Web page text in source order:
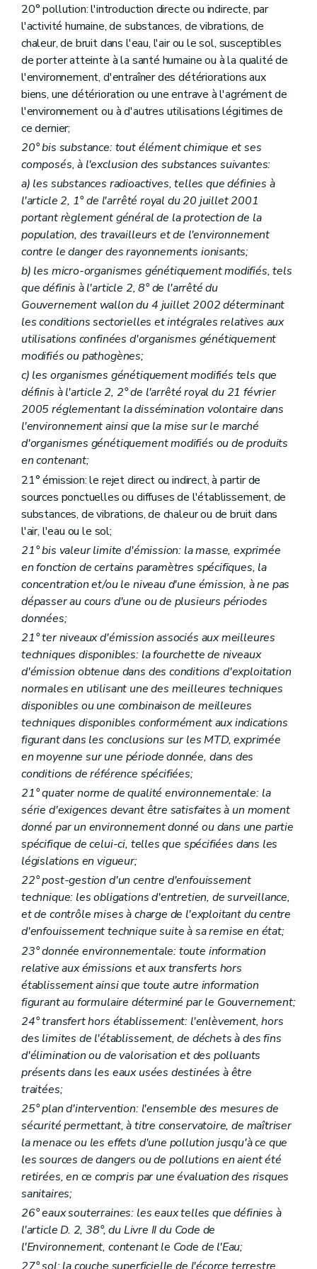
20° pollution: l'introduction directe ou indirecte, par
l'activité humaine, de substances, de vibrations, de
chaleur, de bruit dans l'eau, l'air ou le sol, susceptibles
de porter atteinte à la santé humaine ou à la qualité de
l'environnement, d'entraîner des détériorations aux
biens, une détérioration ou une entrave à l'agrément de
l'environnement ou à d'autres utilisations légitimes de
ce dernier;
20°bis substance: tout élément chimique et ses
composés, à l'exclusion des substances suivantes:
a) les substances radioactives, telles que définies à
l'article 2, 1° de l'arrêté royal du 20 juillet 2001
portant règlement général de la protection de la
population, des travailleurs et de l'environnement
contre le danger des rayonnements ionisants;
b) les micro-organismes génétiquement modifiés, tels
que définis à l'article 2, 8° de l'arrêté du
Gouvernement wallon du 4 juillet 2002 déterminant
les conditions sectorielles et intégrales relatives aux
utilisations confinées d'organismes génétiquement
modifiés ou pathogènes;
c) les organismes génétiquement modifiés tels que
définis à l'article 2, 2° de l'arrêté royal du 21 février
2005 réglementant la dissémination volontaire dans
l'environnement ainsi que la mise sur le marché
d'organismes génétiquement modifiés ou de produits
en contenant;
21° émission: le rejet direct ou indirect, à partir de
sources ponctuelles ou diffuses de l'établissement, de
substances, de vibrations, de chaleur ou de bruit dans
l'air, l'eau ou le sol;
21°bis valeur limite d'émission: la masse, exprimée
en fonction de certains paramètres spécifiques, la
concentration et/ou le niveau d'une émission, à ne pas
dépasser au cours d'une ou de plusieurs périodes
données;
21°terniveaux d'émission associés aux meilleures
techniques disponibles: la fourchette de niveaux
d'émission obtenue dans des conditions d'exploitation
normales en utilisant une des meilleures techniques
disponibles ou une combinaison de meilleures
techniques disponibles conformément aux indications
figurant dans les conclusions sur les MTD, exprimée
en moyenne sur une période donnée, dans des
conditions de référence spécifiées;
21°quaternorme de qualité environnementale: la
série d'exigences devant être satisfaites à un moment
donné par un environnement donné ou dans une partie
spécifique de celui-ci, telles que spécifiées dans les
législations en vigueur;
22° post-gestion d'un centre d'enfouissement
technique: les obligations d'entretien, de surveillance,
et de contrôle mises à charge de l'exploitant du centre
d'enfouissement technique suite à sa remise en état;
23° donnée environnementale: toute information
relative aux émissions et aux transferts hors
établissement ainsi que toute autre information
figurant au formulaire déterminé par le Gouvernement;
24° transfert hors établissement: l'enlèvement, hors
des limites de l'établissement, de déchets à des fins
d'élimination ou de valorisation et des polluants
présents dans les eaux usées destinées à être
traitées;
25° plan d'intervention: l'ensemble des mesures de
sécurité permettant, à titre conservatoire, de maîtriser
la menace ou les effets d'une pollution jusqu'à ce que
les sources de dangers ou de pollutions en aient été
retirées, en ce compris par une évaluation des risques
sanitaires;
26° eaux souterraines: les eaux telles que définies à
l'article D. 2, 38°, du Livre II du Code de
l'Environnement, contenant le Code de l'Eau;